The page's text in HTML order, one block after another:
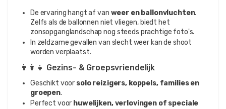
De ervaring hangt af van weer en ballonvluchten.
Zelfs als de ballonnen niet vliegen, biedt het
zonsopganglandschap nog steeds prachtige foto's.
In zeldzame gevallen van slecht weer kan de shoot
worden verplaatst.
👨‍👩‍👧 Gezins- & Groepsvriendelijk
Geschikt voor solo reizigers, koppels, families en
groepen.
Perfect voor huwelijken, verlovingen of speciale